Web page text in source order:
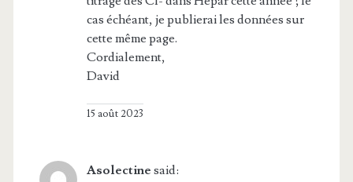
cas échéant, je publierai les données sur
cette même page.
Cordialement,
David
15 août 2023
Asolectine said: